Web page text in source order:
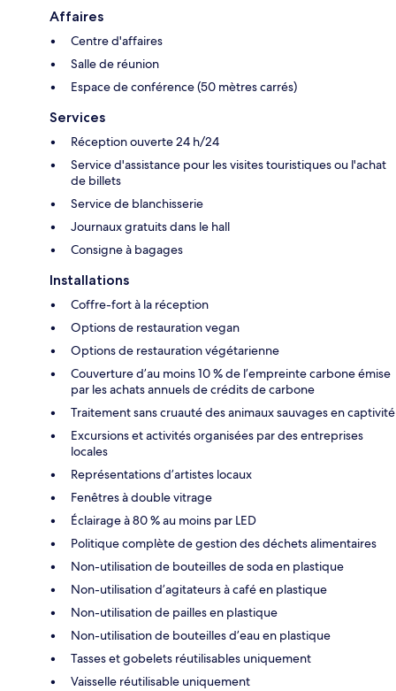
Affaires
Centre d'affaires
Salle de réunion
Espace de conférence (50 mètres carrés)
Services
Réception ouverte 24 h/24
Service d'assistance pour les visites touristiques ou l'achat
de billets
Service de blanchisserie
Journaux gratuits dans le hall
Consigne à bagages
Installations
Coffre-fort à la réception
Options de restauration vegan
Options de restauration végétarienne
Couverture d’au moins 10 % de l’empreinte carbone émise
par les achats annuels de crédits de carbone
Traitement sans cruauté des animaux sauvages en captivité
Excursions et activités organisées par des entreprises
locales
Représentations d’artistes locaux
Fenêtres à double vitrage
Éclairage à 80 % au moins par LED
Politique complète de gestion des déchets alimentaires
Non-utilisation de bouteilles de soda en plastique
Non-utilisation d’agitateurs à café en plastique
Non-utilisation de pailles en plastique
Non-utilisation de bouteilles d’eau en plastique
Tasses et gobelets réutilisables uniquement
Vaisselle réutilisable uniquement